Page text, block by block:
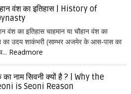
वंश का इतिहास | History of
वंश का इतिहास चाहमान या चौहान वंश का
का उदय शाकंभरी (साम्भर अजमेर के आस-पास का
Readmore
नाम सिवनी क्यों है ? | Why the
is Seoni Reason